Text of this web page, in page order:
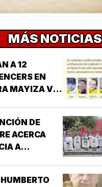
MÁS NOTICIAS
A 12
EN
MAYIZA VS.
DE
ACERCA
A